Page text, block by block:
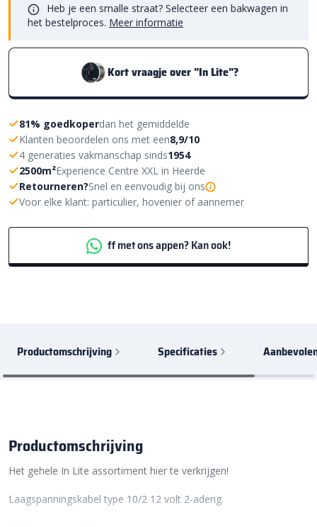
Heb je een smalle straat? Selecteer een bakwagen in
het bestelproces. Meer informatie
Kort vraagje over "In Lite"?
81% goedkoperdan het gemiddelde
Klanten beoordelen ons met een8,9/10
4 generaties vakmanschap sinds1954
2500m²Experience Centre XXL in Heerde
Retourneren?Snel en eenvoudig bij ons
Voor elke klant: particulier, hovenier of aannemer
ff met ons appen? Kan ook!
Productomschrijving Specificaties
Productomschrijving
Het gehele In Lite assortiment hier te verkrijgen!
Laagspanningskabel type 10/2 12 volt 2-aderig.